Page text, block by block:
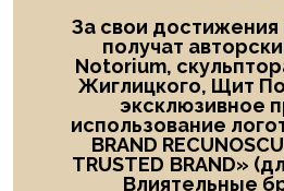
За свои
получат
Notorium,
Жиглицкого, Щит
эксклюзивное
использование
BRAND
TRUSTED BRAND»
Влиятельные